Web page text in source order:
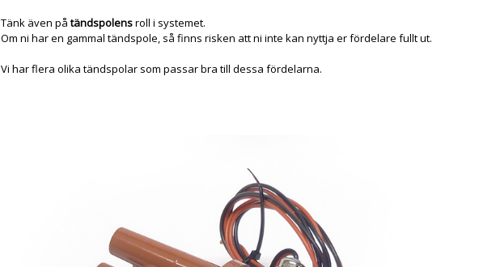
Tänk även påtändspolensroll i systemet.
Om ni har en gammal tändspole, så finns risken att ni inte kan nyttja er fördelare fullt ut.
Vi har flera olika tändspolar som passar bra till dessa fördelarna.